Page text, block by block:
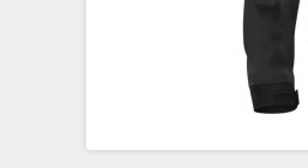
Ochrona odgromowa
Ogrzewanie